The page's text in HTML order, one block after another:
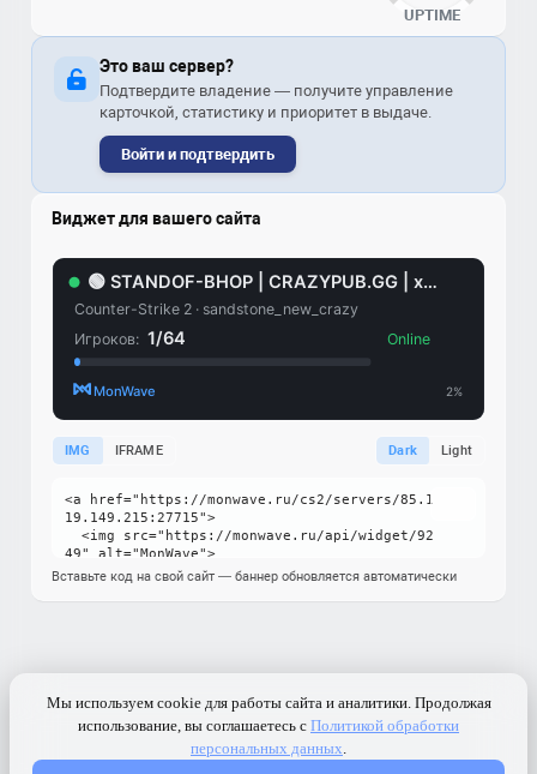
UPTIME
Это ваш сервер?
Подтвердите владение — получите управление
карточкой, статистику и приоритет в выдаче.
Войти и подтвердить
Виджет для вашего сайта
IMG IFRAME Dark Light
Вставьте код на свой сайт — баннер обновляется автоматически